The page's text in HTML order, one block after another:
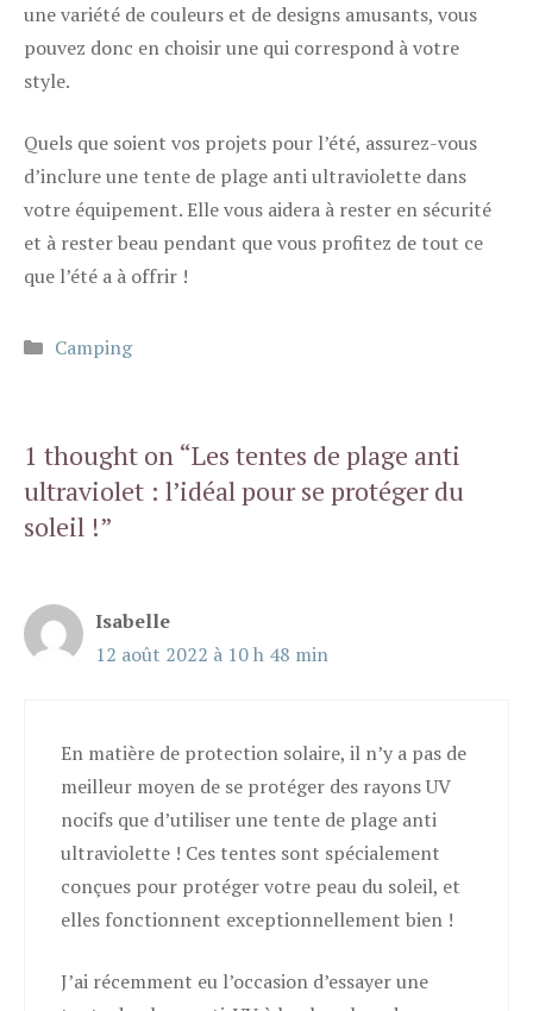
une variété de couleurs et de designs amusants, vous
pouvez donc en choisir une qui correspond à votre
style.
Quels que soient vos projets pour l’été, assurez-vous
d’inclure une tente de plage anti ultraviolette dans
votre équipement. Elle vous aidera à rester en sécurité
et à rester beau pendant que vous profitez de tout ce
que l’été a à offrir !
Catégories
Camping
1 thought on “Les tentes de plage anti
ultraviolet : l’idéal pour se protéger du
soleil !”
Isabelle
12 août 2022 à 10 h 48 min
En matière de protection solaire, il n’y a pas de
meilleur moyen de se protéger des rayons UV
nocifs que d’utiliser une tente de plage anti
ultraviolette ! Ces tentes sont spécialement
conçues pour protéger votre peau du soleil, et
elles fonctionnent exceptionnellement bien !
J’ai récemment eu l’occasion d’essayer une